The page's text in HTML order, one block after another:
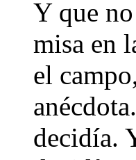
Y que
misa en
el
decidía.